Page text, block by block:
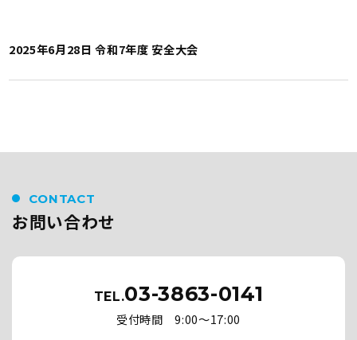
2025年6月28日 令和7年度 安全大会
CONTACT
お問い合わせ
TEL.03-3863-0141
受付時間 9:00～17:00